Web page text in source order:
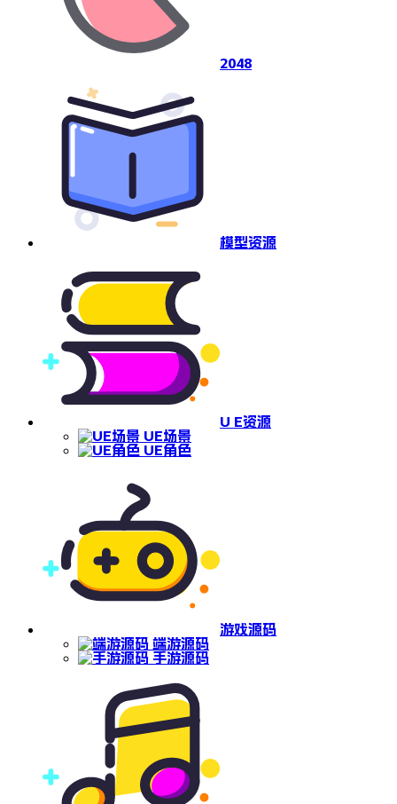
2048
模型资源
U E资源
UE场景
UE角色
游戏源码
端游源码
手游源码